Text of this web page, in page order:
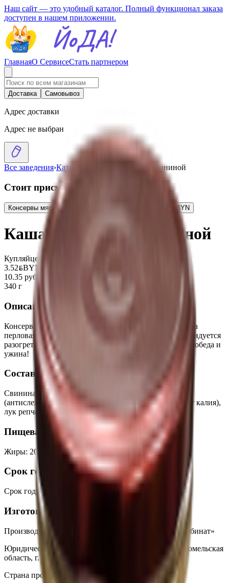
Наш сайт — это удобный каталог. Полный функционал заказа
доступен в нашем приложении.
ГлавнаяО СервисеСтать партнером
Доставка Самовывоз
Адрес доставки
Адрес не выбран
Все заведения›Каталог Каша перловая со свининой
Стоит присмотреться
Консервы мясные «Говядина с перловой кашей» BYN
Каша перловая со свининой
Купляйце Беларускае
3.52BYNBYN
10.35 руб/кг
340 г
Описание
Консервы мясорастительные, стерилизованные, «Каша
перловая со свининой». Перед употреблением рекомендуется
разогреть и добавить зелень. Прекрасно подойдет для обеда и
ужина!
Состав
Свинина, крупа перловая, жир говяжий, соль
(антислеживающий агент - ферроцианид калия, йодат калия),
лук репчатый, перец.
Пищевая ценность на 100г
Жиры: 20 :8.5 Калории:270Углеводы :13
Срок годности
Срок годности
Изготовитель
Производитель:
ОАО «АФПК «Жлобинский мясокомбинат»
Юридический адрес:
247210, Республика Беларусь, Гомельская
область, г. Жлобин, ул. Шоссейная, 133
Страна производства:
Республика Беларусь